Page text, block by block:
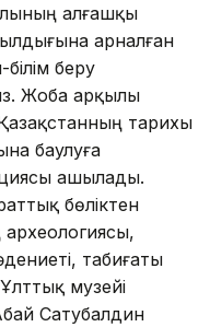
алғашқы
арналған
беру
Жоба арқылы
тарихы
баулуға
ашылады.
бөліктен
табиғаты
музейі
Сатубалдин